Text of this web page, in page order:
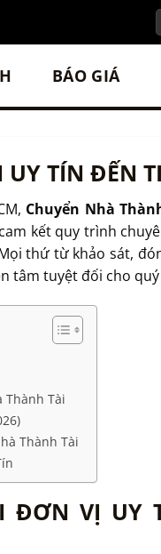
BÁO GIÁ
TÍN ĐẾN
Chuyển Nhà
kết quy trình
thứ từ khảo sát,
tâm tuyệt đối cho
Thành Tài
Thành Tài
ĐƠN VỊ UY